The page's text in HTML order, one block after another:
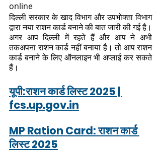
online
दिल्ली सरकार के खाद विभाग और उपभोक्ता विभाग
द्वारा नया राशन कार्ड बनाने की बात जारी की गई है।
अगर आप दिल्ली में रहते हैं और आप ने अभी
तकअपना राशन कार्ड नहीं बनाया है। तो आप राशन
कार्ड बनाने के लिए ऑनलाइन भी अप्लाई कर सकते
हैं।
यूपी:राशन कार्ड लिस्ट 2025 |
fcs.up.gov.in
MP Ration Card: राशन कार्ड
लिस्ट 2025